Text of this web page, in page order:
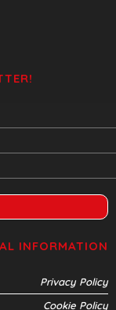
INFORMATION
Privacy Policy
Cookie Policy